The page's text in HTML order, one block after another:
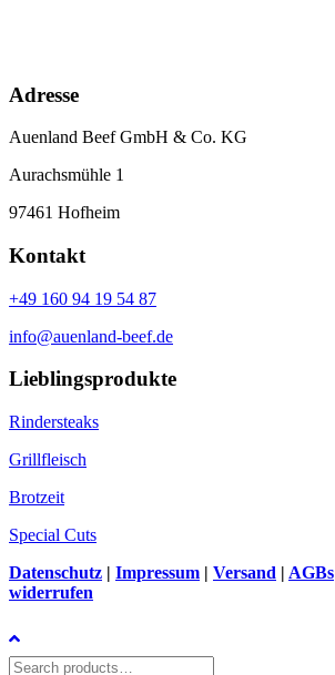
Adresse
Auenland Beef GmbH & Co. KG
Aurachsmühle 1
97461 Hofheim
Kontakt
+49 160 94 19 54 87
info@auenland-beef.de
Lieblingsprodukte
Rindersteaks
Grillfleisch
Brotzeit
Special Cuts
Datenschutz | Impressum | Versand | AGBs
widerrufen